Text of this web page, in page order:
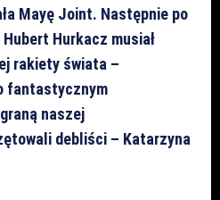
Mayę Joint. Następnie po
Hurkacz musiał
rakiety świata –
fantastycznym
naszej
debliści – Katarzyna